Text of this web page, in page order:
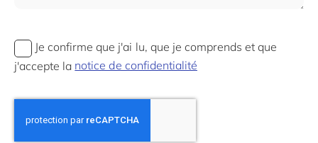
Je confirme que j'ai lu, que je comprends et que
j'accepte la notice de confidentialité